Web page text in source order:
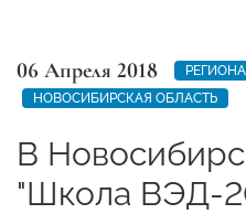
06 Апреля 2018
НОВОСИБИРСКАЯ ОБЛАСТЬ
В
"Школа ВЭД-